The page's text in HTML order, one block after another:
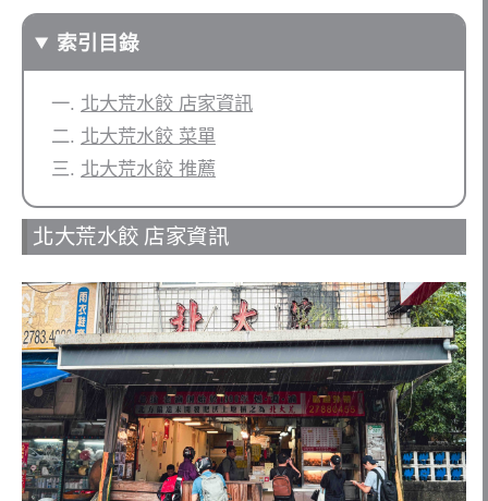
索引目錄
北大荒水餃 店家資訊
北大荒水餃 菜單
北大荒水餃 推薦
北大荒水餃 店家資訊